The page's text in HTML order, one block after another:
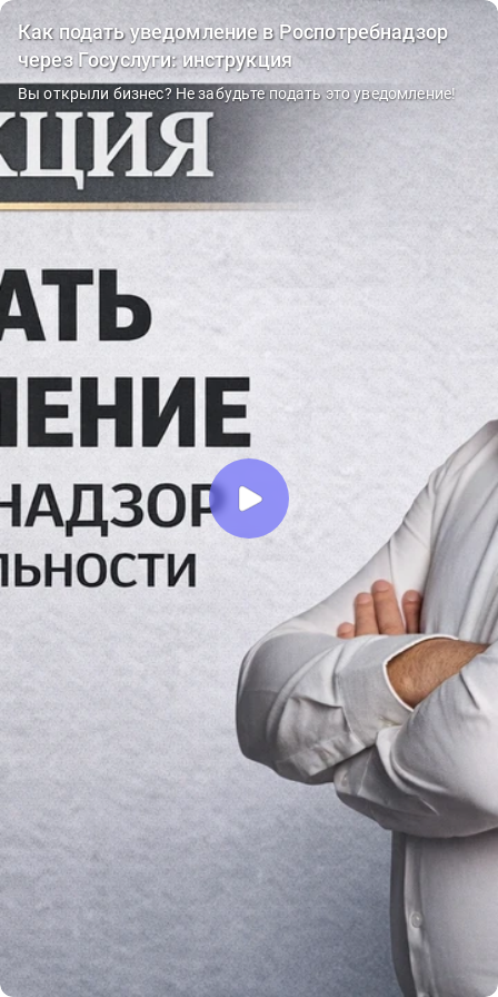
Как подать уведомление в Роспотребнадзор
через Госуслуги: инструкция
Вы открыли бизнес? Не забудьте подать это уведомление!